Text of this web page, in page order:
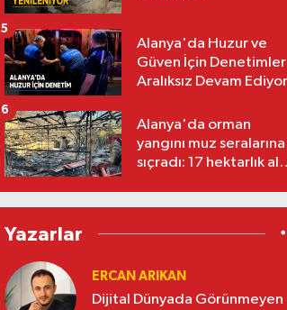
Alanya'da Huzur ve
Güven İçin Denetimler
Aralıksız Devam Ediyor
5
Alanya'da orman
yangını muz seralarına
sıçradı: 17 hektarlık
6
Yazarlar
ERCAN ARIKAN
Dijital Dünyada Görünmeyen